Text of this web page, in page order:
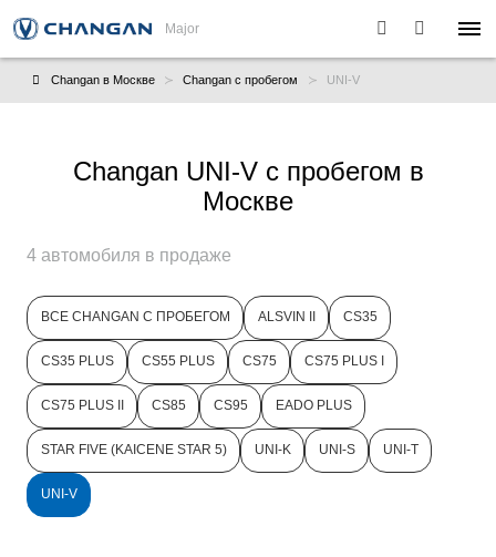
Major
Changan в Москве Changan с пробегом UNI-V
Changan UNI-V с пробегом в
Москве
4 автомобиля в продаже
ВСЕ CHANGAN С ПРОБЕГОМ ALSVIN II CS35
CS35 PLUS CS55 PLUS CS75 CS75 PLUS I
CS75 PLUS II CS85 CS95 EADO PLUS
STAR FIVE (KAICENE STAR 5) UNI-K UNI-S UNI-T
UNI-V